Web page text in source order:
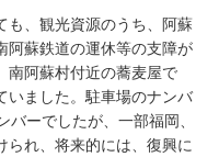
、観光資源のうち、阿蘇
阿蘇鉄道の運休等の支障が
南阿蘇村付近の蕎麦屋で
いました。駐車場のナンバ
ーでしたが、一部福岡、
られ、将来的には、復興に